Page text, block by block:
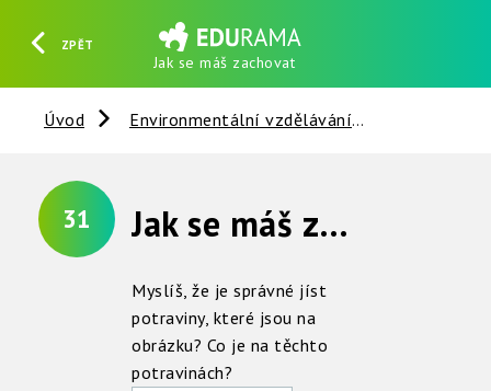
ZPĚT
Jak se máš zachovat
HLEDAT REGISTROVAT PŘIHLÁSIT SE
Úvod Environmentální vzdělávání
31 Jak se máš zachovat
Myslíš, že je správné jíst
potraviny, které jsou na
obrázku? Co je na těchto
potravinách?